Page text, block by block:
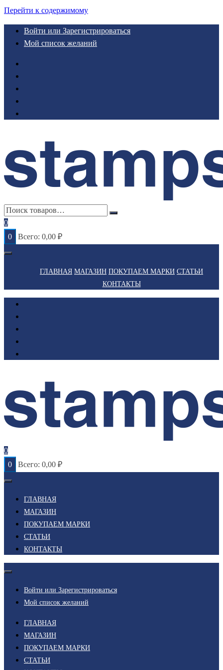
Перейти к содержимому
Войти или Зарегистрироваться
Мой список желаний
0
0
Всего: 0,00 ₽
ГЛАВНАЯ МАГАЗИН ПОКУПАЕМ МАРКИ СТАТЬИ
КОНТАКТЫ
0
0
Всего: 0,00 ₽
ГЛАВНАЯ
МАГАЗИН
ПОКУПАЕМ МАРКИ
СТАТЬИ
КОНТАКТЫ
Войти или Зарегистрироваться
Мой список желаний
ГЛАВНАЯ
МАГАЗИН
ПОКУПАЕМ МАРКИ
СТАТЬИ